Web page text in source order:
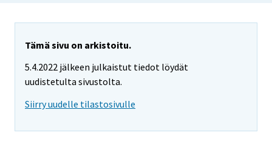
Tämä sivu on arkistoitu.
5.4.2022 jälkeen julkaistut tiedot löydät
uudistetulta sivustolta.
Siirry uudelle tilastosivulle